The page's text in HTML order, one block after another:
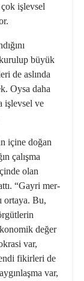
işlevsel
büyük
de aslında
Oysa daha
işlevsel ve
içine doğan
çalışma
olan
“Gayri mer­
ortaya. Bu,
değer
var,
fikirleri de
var,